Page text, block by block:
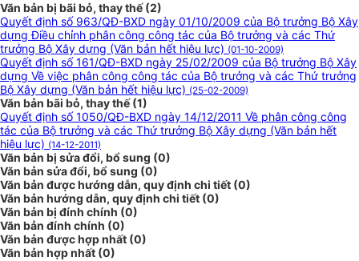
Văn bản bị bãi bỏ, thay thế (2)
Quyết định số 963/QĐ-BXD ngày 01/10/2009 của Bộ trưởng Bộ Xây
dựng Điều chỉnh phân công công tác của Bộ trưởng và các Thứ
trưởng Bộ Xây dựng (Văn bản hết hiệu lực) (01-10-2009)
Quyết định số 161/QĐ-BXD ngày 25/02/2009 của Bộ trưởng Bộ Xây
dựng Về việc phân công công tác của Bộ trưởng và các Thứ trưởng
Bộ Xây dựng (Văn bản hết hiệu lực) (25-02-2009)
Văn bản bãi bỏ, thay thế (1)
Quyết định số 1050/QĐ-BXD ngày 14/12/2011 Về phân công công
tác của Bộ trưởng và các Thứ trưởng Bộ Xây dựng (Văn bản hết
hiệu lực) (14-12-2011)
Văn bản bị sửa đổi, bổ sung (0)
Văn bản sửa đổi, bổ sung (0)
Văn bản được hướng dẫn, quy định chi tiết (0)
Văn bản hướng dẫn, quy định chi tiết (0)
Văn bản bị đính chính (0)
Văn bản đính chính (0)
Văn bản được hợp nhất (0)
Văn bản hợp nhất (0)